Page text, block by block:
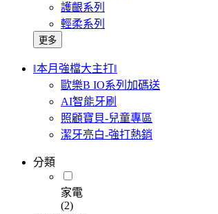
護齦系列
輕柔系列
更多
‖本月強檔大主打‖
歐樂B IO系列加碼送
AI智能牙刷
照顧寶貝-兒童專區
潔牙亮白-強打熱銷
分類
家電
(2)